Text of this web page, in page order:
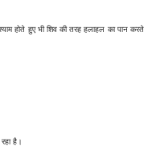
होते हुए भी शिव की तरह हलाहल का पान करते
है।